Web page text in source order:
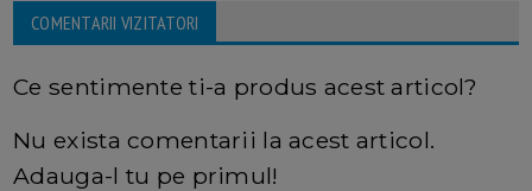
COMENTARII VIZITATORI
Ce sentimente ti-a produs acest articol?
Nu exista comentarii la acest articol.
Adauga-l tu pe primul!